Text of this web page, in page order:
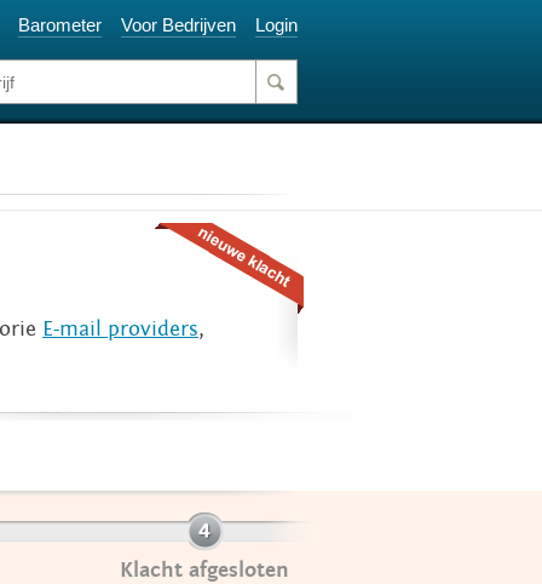
Barometer Voor Bedrijven Login
E-mail providers,
Klacht afgesloten